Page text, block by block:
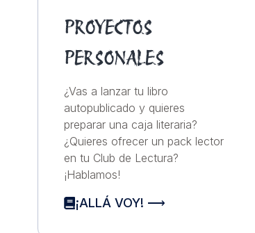
PROYECTOS
PERSONALES
¿Vas a lanzar tu libro
autopublicado y quieres
preparar una caja literaria?
¿Quieres ofrecer un pack lector
en tu Club de Lectura?
¡Hablamos!
¡ALLÁ VOY! ⟶